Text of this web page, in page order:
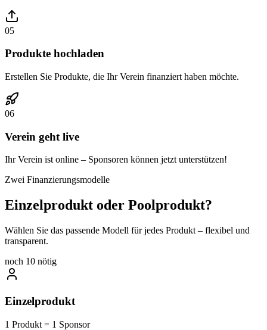
05
Produkte hochladen
Erstellen Sie Produkte, die Ihr Verein finanziert haben möchte.
06
Verein geht live
Ihr Verein ist online – Sponsoren können jetzt unterstützen!
Zwei Finanzierungsmodelle
Einzelprodukt oder Poolprodukt?
Wählen Sie das passende Modell für jedes Produkt – flexibel und
transparent.
noch 10 nötig
Einzelprodukt
1 Produkt = 1 Sponsor